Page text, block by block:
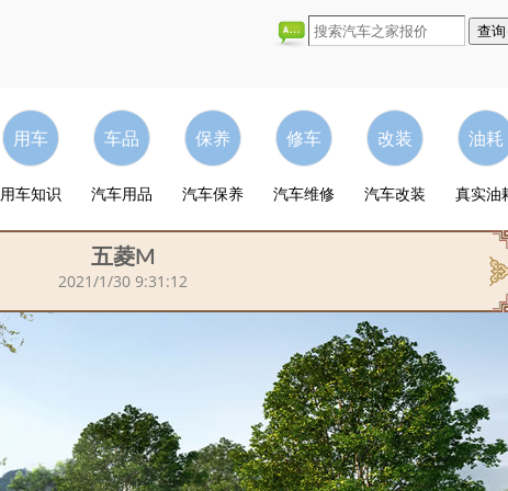
用车
用车知识
车品
汽车用品
保养
汽车保养
修车
汽车维修
改装
汽车改装
油耗
真实油
五菱M
2021/1/30 9:31:12